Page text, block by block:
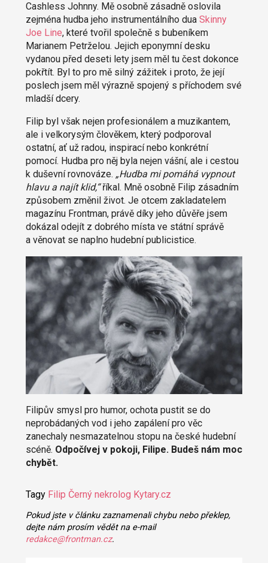
Cashless Johnny. Mě osobně zásadně oslovila
zejména hudba jeho instrumentálního dua Skinny
Joe Line, které tvořil společně s bubeníkem
Marianem Petrželou. Jejich eponymní desku
vydanou před deseti lety jsem měl tu čest dokonce
pokřtít. Byl to pro mě silný zážitek i proto, že její
poslech jsem měl výrazně spojený s příchodem své
mladší dcery.
Filip byl však nejen profesionálem a muzikantem,
ale i velkorysým člověkem, který podporoval
ostatní, ať už radou, inspirací nebo konkrétní
pomocí. Hudba pro něj byla nejen vášní, ale i cestou
k duševní rovnováze. „Hudba mi pomáhá vypnout
hlavu a najít klid,“říkal. Mně osobně Filip zásadním
způsobem změnil život. Je otcem zakladatelem
magazínu Frontman, právě díky jeho důvěře jsem
dokázal odejít z dobrého místa ve státní správě
a věnovat se naplno hudební publicistice.
Filipův smysl pro humor, ochota pustit se do
neprobádaných vod i jeho zapálení pro věc
zanechaly nesmazatelnou stopu na české hudební
scéně. Odpočívej v pokoji, Filipe. Budeš nám moc
chybět.
Tagy Filip Černý nekrolog Kytary.cz
Pokud jste v článku zaznamenali chybu nebo překlep,
dejte nám prosím vědět na e-mail
redakce@frontman.cz.